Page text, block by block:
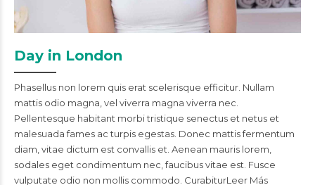
Day in London
Phasellus non lorem quis erat scelerisque efficitur. Nullam
mattis odio magna, vel viverra magna viverra nec.
Pellentesque habitant morbi tristique senectus et netus et
malesuada fames ac turpis egestas. Donec mattis fermentum
diam, vitae dictum est convallis et. Aenean mauris lorem,
sodales eget condimentum nec, faucibus vitae est. Fusce
vulputate odio non mollis commodo. CurabiturLeer Más